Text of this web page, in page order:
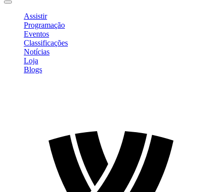
Assistir
Programação
Eventos
Classificações
Notícias
Loja
Blogs